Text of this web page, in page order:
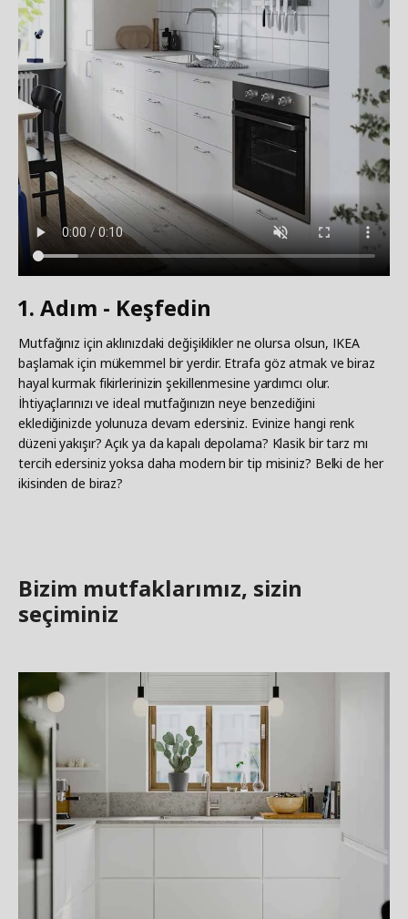
1. Adım - Keşfedin
Mutfağınız için aklınızdaki değişiklikler ne olursa olsun, IKEA
başlamak için mükemmel bir yerdir. Etrafa göz atmak ve biraz
hayal kurmak fikirlerinizin şekillenmesine yardımcı olur.
İhtiyaçlarınızı ve ideal mutfağınızın neye benzediğini
eklediğinizde yolunuza devam edersiniz. Evinize hangi renk
düzeni yakışır? Açık ya da kapalı depolama? Klasik bir tarz mı
tercih edersiniz yoksa daha modern bir tip misiniz? Belki de her
ikisinden de biraz?
Bizim mutfaklarımız, sizin
seçiminiz